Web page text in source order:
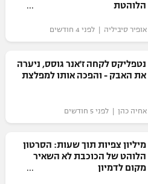
הלוהטת
אופיר סיביליה | לפני 4 חודשים
נטפליקס לקחה ז'אנר גוסס, ניערה
את האבק - והפכה אותו למפלצת
אחיה כהן | לפני 5 חודשים
מיליון צפיות תוך שעות: הסרטון
הלוהט של הכוכבת לא השאיר
מקום לדמיון